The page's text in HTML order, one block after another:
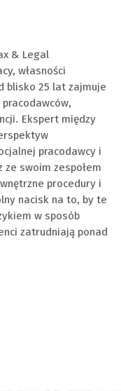
& Legal
własności
blisko 25 lat zajmuje
Ekspert między
pracodawcy i
ze swoim zespołem
procedury i
nacisk na to, by te
w sposób
zatrudniają ponad